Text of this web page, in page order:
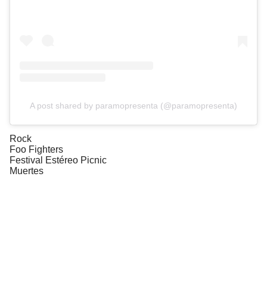
A post shared by paramopresenta (@paramopresenta)
Rock
Foo Fighters
Festival Estéreo Picnic
Muertes